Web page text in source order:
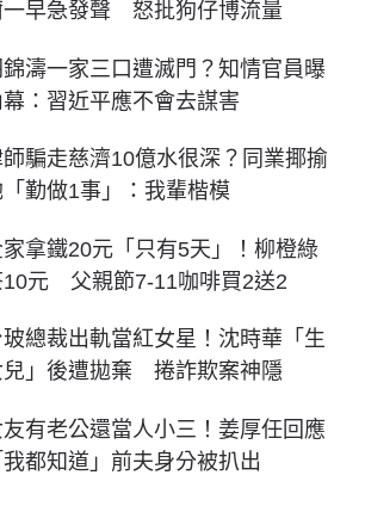
一早急發聲 怒批狗仔博流量
錦濤一家三口遭滅門？知情官員曝
幕：習近平應不會去謀害
騙走慈濟10億水很深？同業揶揄
勤做1事」：我輩楷模
拿鐵20元「只有5天」！柳橙綠
10元 父親節7-11咖啡買2送2
玻總裁出軌當紅女星！沈時華「生
兒」後遭拋棄 捲詐欺案神隱
友有老公還當人小三！姜厚任回應
我都知道」前夫身分被扒出